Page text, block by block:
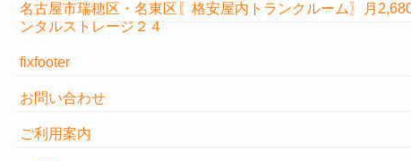
名古屋市瑞穂区・名東区〖格安屋内トランクルーム〗月
ンタルストレージ２４
fixfooter
お問い合わせ
ご利用案内